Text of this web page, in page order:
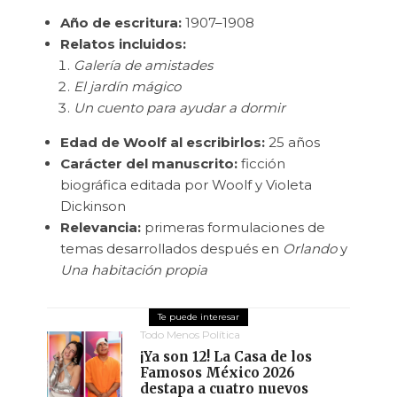
Año de escritura:1907–1908
Relatos incluidos:
Galería de amistades
El jardín mágico
Un cuento para ayudar a dormir
Edad de Woolf al escribirlos:25 años
Carácter del manuscrito:ficción
biográfica editada por Woolf y Violeta
Dickinson
Relevancia:primeras formulaciones de
temas desarrollados después en Orlandoy
Una habitación propia
Todo Menos Política
¡Ya son 12! La Casa de los
Famosos México 2026
destapa a cuatro nuevos